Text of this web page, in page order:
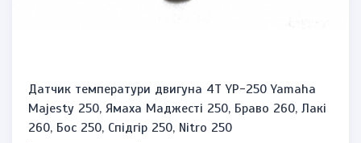
Датчик температури двигуна 4Т YP-250 Yamaha
Majesty 250, Ямаха Маджесті 250, Браво 260, Лакі
260, Бос 250, Спідгір 250, Nitro 250